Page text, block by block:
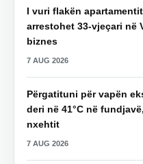
I vuri flakën
arrestohet 33-vjeçari në
biznes
7 AUG 2026
Përgatituni për vapën
deri në 41°C në
nxehtit
7 AUG 2026